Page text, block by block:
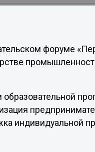
форуме
индивидуальной